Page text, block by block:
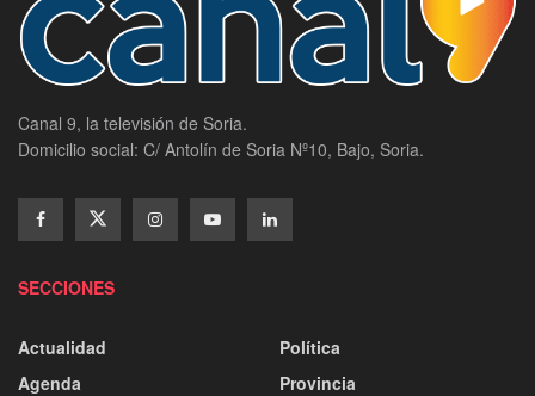
Canal 9, la televisión de Soria.
Domicilio social: C/ Antolín de Soria Nº10, Bajo, Soria.
SECCIONES
Actualidad
Agenda
Política
Provincia